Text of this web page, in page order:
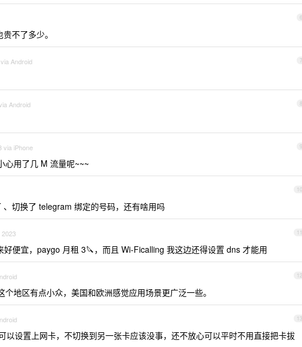
6
不了多少。
7
Android
8
Android
9
via iPhone
心用了几 M 流量呢~~~
10
切换了 telegram 绑定的号码，还有啥用吗
11
2023
便宜，paygo 月租 3🔪，而且 Wi-Ficalling 我这边还得设置 dns 才能用
12
个地区有点小众，美国和欧洲感觉应用场景更广泛一些。
13
以设置上网卡，不切换到另一张卡应该没事，还不放心可以平时不用直接把卡拔